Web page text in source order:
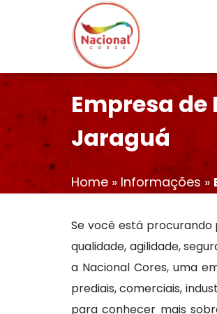
Empresa
Jaraguá
Home » Informações »
Se você está procurando
qualidade, agilidade,
a Nacional Cores, uma
prediais, comerciais,
para conhecer mais